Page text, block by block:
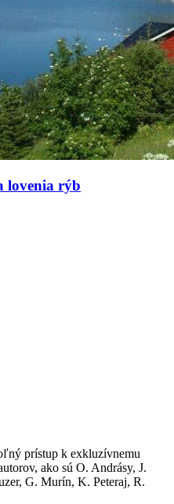
lovenia rýb
prístup k exkluzívnemu
ako sú O. Andrásy, J.
G. Murín, K. Peteraj, R.